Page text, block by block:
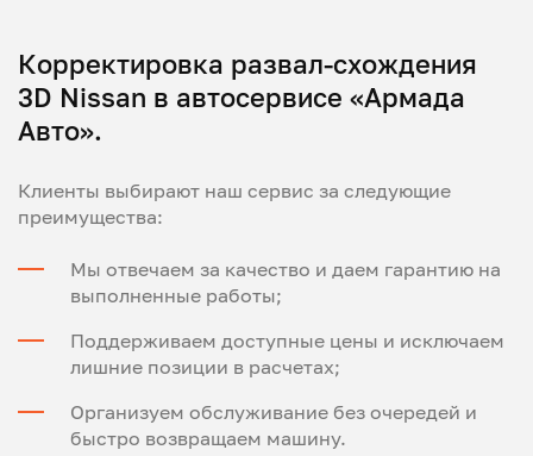
Корректировка развал-схождения
3D Nissan в автосервисе «Армада
Авто».
Клиенты выбирают наш сервис за следующие
преимущества:
Мы отвечаем за качество и даем гарантию на
выполненные работы;
Поддерживаем доступные цены и исключаем
лишние позиции в расчетах;
Организуем обслуживание без очередей и
быстро возвращаем машину.